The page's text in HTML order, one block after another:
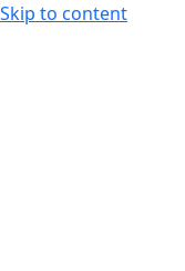
Skip to content